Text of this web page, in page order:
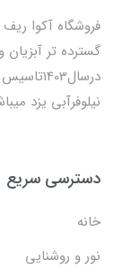
فروشگاه آکوا
گسترده تر
نیلوفرآبی یزد
دسترسی سریع
خانه
نور و روشنایی